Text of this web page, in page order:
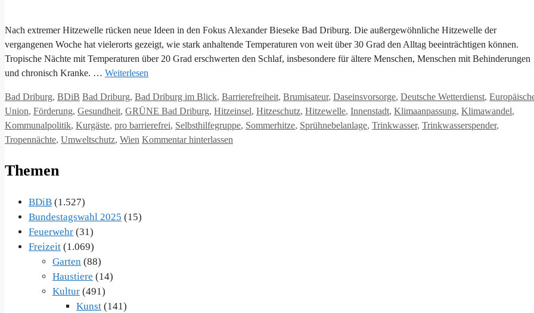
Nach extremer Hitzewelle rücken neue Ideen in den Fokus Alexander Bieseke Bad Driburg. Die außergewöhnliche Hitzewelle der
vergangenen Woche hat vielerorts gezeigt, wie stark anhaltende Temperaturen von weit über 30 Grad den Alltag beeinträchtigen können.
Tropische Nächte mit Temperaturen über 20 Grad erschwerten den Schlaf, insbesondere für ältere Menschen, Menschen mit Behinderungen
und chronisch Kranke. … Weiterlesen
Kategorien
Bad Driburg, BDiB Schlagwörter
Bad Driburg, Bad Driburg im Blick, Barrierefreiheit, Brumisateur, Daseinsvorsorge, Deutsche Wetterdienst,
Union, Förderung, Gesundheit, GRÜNE Bad Driburg, Hitzeinsel, Hitzeschutz, Hitzewelle, Innenstadt, Klimaanpassung, Klimawandel,
Kommunalpolitik, Kurgäste, pro barrierefrei, Selbsthilfegruppe, Sommerhitze, Sprühnebelanlage, Trinkwasser, Trinkwasserspender,
Tropennächte, Umweltschutz, Wien Kommentar hinterlassen
Themen
BDiB (1.527)
Bundestagswahl 2025 (15)
Feuerwehr (31)
Freizeit (1.069)
Garten (88)
Haustiere (14)
Kultur (491)
Kunst (141)